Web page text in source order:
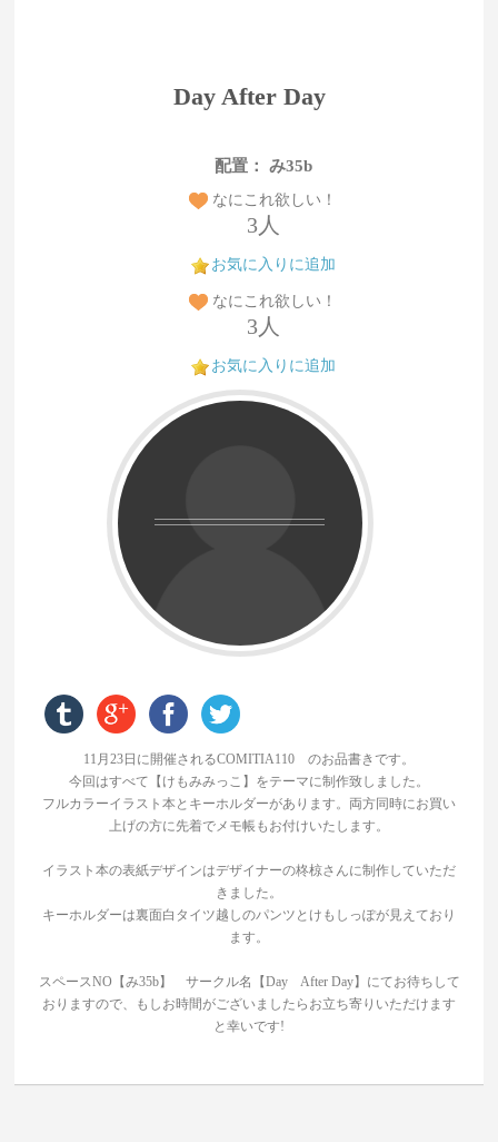
Day After Day
配置： み35b
なにこれ欲しい！
3人
お気に入りに追加
なにこれ欲しい！
3人
お気に入りに追加
11月23日に開催されるCOMITIA110 のお品書きです。
今回はすべて【けもみみっこ】をテーマに制作致しました。
フルカラーイラスト本とキーホルダーがあります。両方同時にお買い
上げの方に先着でメモ帳もお付けいたします。
イラスト本の表紙デザインはデザイナーの柊椋さんに制作していただ
きました。
キーホルダーは裏面白タイツ越しのパンツとけもしっぽが見えており
ます。
スペースNO【み35b】 サークル名【Day After Day】にてお待ちして
おりますので、もしお時間がございましたらお立ち寄りいただけます
と幸いです!